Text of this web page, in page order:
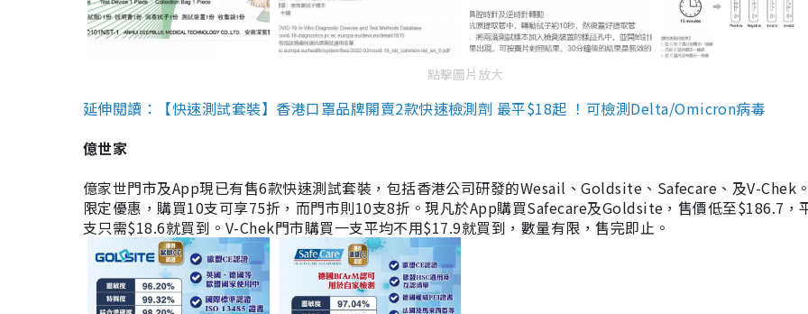
點擊圖片放大
延伸閱讀：【快速測試套裝】香港口罩品牌開賣2款快速檢測劑 最平$18起 ！可檢測Delta/Omicron病毒
億世家
億家世門市及App現已有售6款快速測試套裝，包括香港公司研發的Wesail、Goldsite、Safecare、及V-Chek
限定優惠，購買10支可享75折，而門市則10支8折。現凡於App購買Safecare及Goldsite，售價低至$186.7，
支只需$18.6就買到。V-Chek門市購買一支平均不用$17.9就買到，數量有限，售完即止。